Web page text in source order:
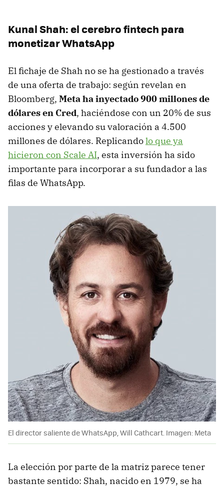
Kunal Shah: el cerebro fintech para
monetizar WhatsApp
El fichaje de Shah no se ha gestionado a través
de una oferta de trabajo: según revelan en
Bloomberg, Meta ha inyectado 900 millones de
dólares en Cred, haciéndose con un 20% de sus
acciones y elevando su valoración a 4.500
millones de dólares. Replicandolo que ya
hicieron con Scale AI, esta inversión ha sido
importante para incorporar a su fundador a las
filas de WhatsApp.
El director saliente de WhatsApp, Will Cathcart. Imagen: Meta
La elección por parte de la matriz parece tener
bastante sentido: Shah, nacido en 1979, se ha